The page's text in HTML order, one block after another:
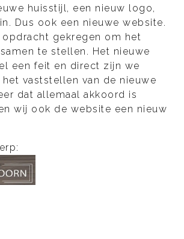
huisstijl, een nieuw logo,
Dus ook een nieuwe website.
gekregen om het
te stellen. Het nieuwe
een feit en direct zijn we
vaststellen van de nieuwe
dat allemaal akkoord is
wij ook de website een nieuw